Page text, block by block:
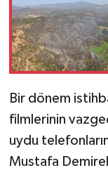
Bir dönem
filmlerinin
uydu
Mustafa